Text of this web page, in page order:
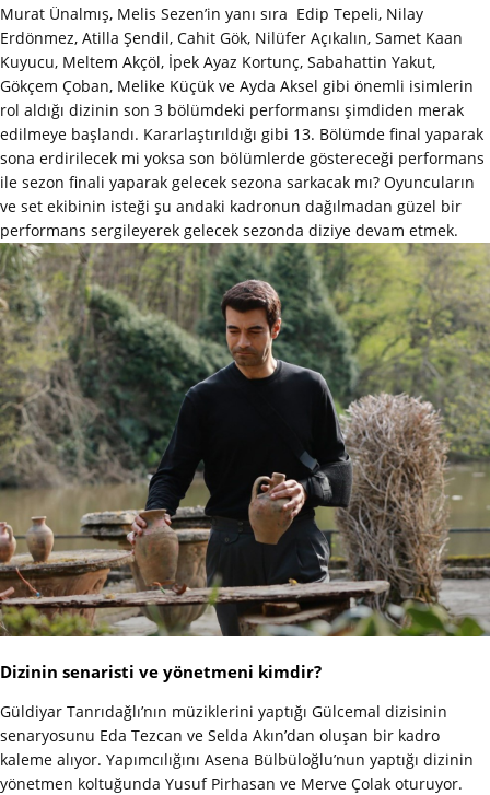
Murat Ünalmış, Melis Sezen’in yanı sıra Edip Tepeli, Nilay
Erdönmez, Atilla Şendil, Cahit Gök, Nilüfer Açıkalın, Samet Kaan
Kuyucu, Meltem Akçöl, İpek Ayaz Kortunç, Sabahattin Yakut,
Gökçem Çoban, Melike Küçük ve Ayda Aksel gibi önemli isimlerin
rol aldığı dizinin son 3 bölümdeki performansı şimdiden merak
edilmeye başlandı. Kararlaştırıldığı gibi 13. Bölümde final yaparak
sona erdirilecek mi yoksa son bölümlerde göstereceği performans
ile sezon finali yaparak gelecek sezona sarkacak mı? Oyuncuların
ve set ekibinin isteği şu andaki kadronun dağılmadan güzel bir
performans sergileyerek gelecek sezonda diziye devam etmek.
Dizinin senaristi ve yönetmeni kimdir?
Güldiyar Tanrıdağlı’nın müziklerini yaptığı Gülcemal dizisinin
senaryosunu Eda Tezcan ve Selda Akın’dan oluşan bir kadro
kaleme alıyor. Yapımcılığını Asena Bülbüloğlu’nun yaptığı dizinin
yönetmen koltuğunda Yusuf Pirhasan ve Merve Çolak oturuyor.